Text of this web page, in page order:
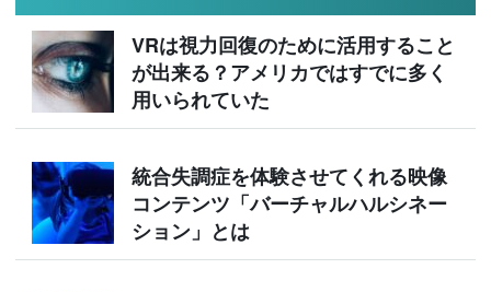
VRは視力回復のために活用すること
が出来る？アメリカではすでに多く
用いられていた
統合失調症を体験させてくれる映像
コンテンツ「バーチャルハルシネー
ション」とは